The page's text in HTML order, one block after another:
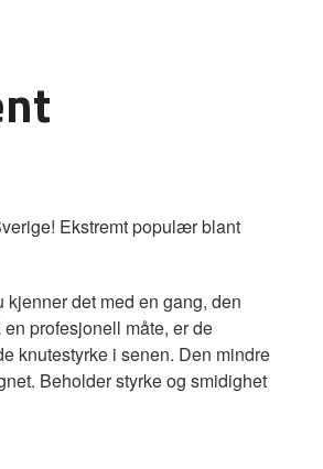
Ekstremt populær blant
det med en gang, den
profesjonell måte, er de
knutestyrke i senen. Den mindre
Beholder styrke og smidighet